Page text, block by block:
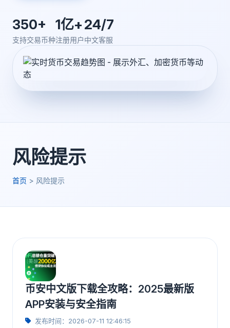
350+
支持交易币种
1亿+
注册用户
24/7
中文客服
风险提示
首页 > 风险提示
币安中文版下载全攻略：2025最新版
APP安装与安全指南
发布时间：2026-07-11 12:46:15